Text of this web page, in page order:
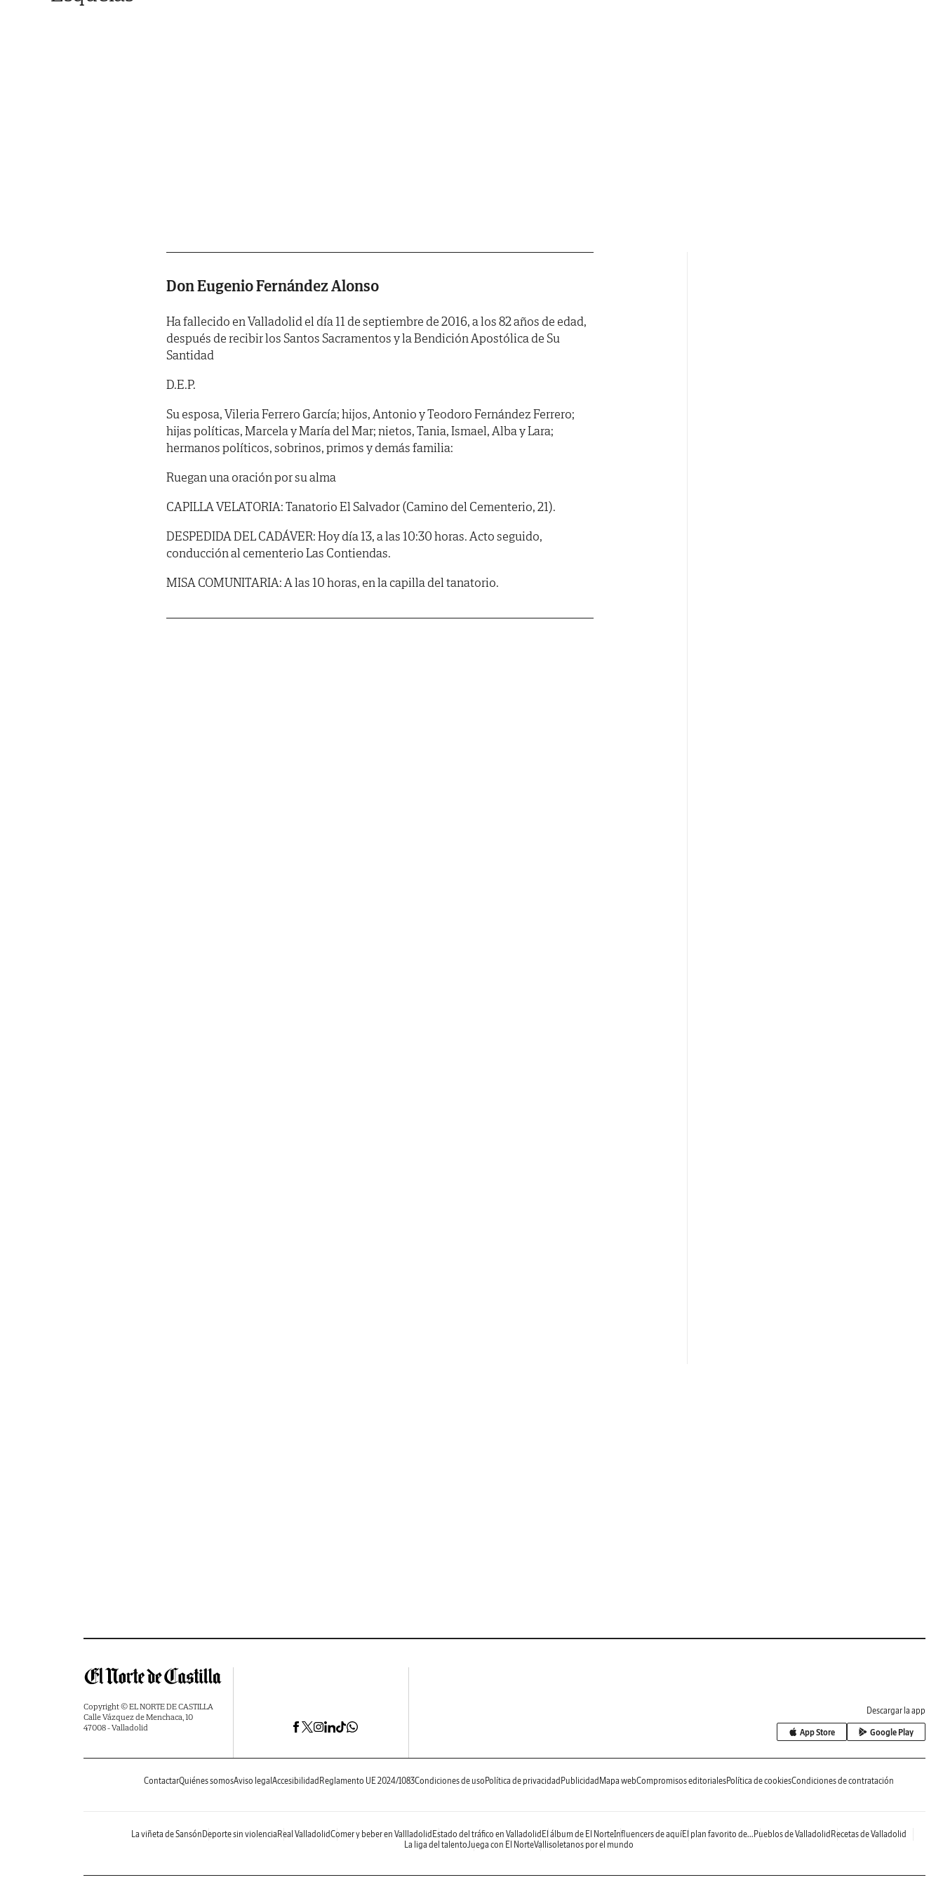
Don Eugenio Fernández Alonso
Ha fallecido en Valladolid el día 11 de septiembre de 2016, a los 82 años de edad,
después de recibir los Santos Sacramentos y la Bendición Apostólica de Su
Santidad
D.E.P.
Su esposa, Vileria Ferrero García; hijos, Antonio y Teodoro Fernández Ferrero;
hijas políticas, Marcela y María del Mar; nietos, Tania, Ismael, Alba y Lara;
hermanos políticos, sobrinos, primos y demás familia:
Ruegan una oración por su alma
CAPILLA VELATORIA: Tanatorio El Salvador (Camino del Cementerio, 21).
DESPEDIDA DEL CADÁVER: Hoy día 13, a las 10:30 horas. Acto seguido,
conducción al cementerio Las Contiendas.
MISA COMUNITARIA: A las 10 horas, en la capilla del tanatorio.
Copyright © EL NORTE DE CASTILLA
Calle Vázquez de Menchaca, 10
47008 - Valladolid
Descargar la app
App Store Google Play
ContactarQuiénes somosAviso legal Accesibilidad Reglamento UE 2024/1083Condiciones de uso Política de privacidad Publicidad Mapa webCompromisos editorialesPolítica de cookiesCondiciones de contratación
La viñeta de Sansón Deporte sin violencia Real ValladolidComer y beber en Vallladolid Estado del tráfico en Valladolid El álbum de El NorteInfluencers de aquíEl plan favorito de... Pueblos de Valladolid Recetas de Valladolid
La liga del talentoJuega con El NorteVallisoletanos por el mundo